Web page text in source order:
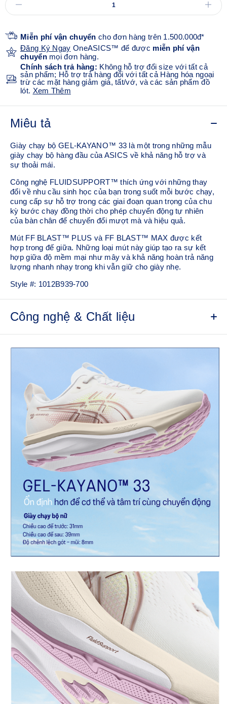
Miễn phí vận chuyển cho đơn hàng trên 1.500.000đ*
Đăng Ký Ngay OneASICS™ để được miễn phí vận
chuyểnmọi đơn hàng.
Chính sách trả hàng: Không hỗ trợ đổi size với tất cả
sản phẩm; Hỗ trợ trả hàng đối với tất cả Hàng hóa ngoại
trừ các mặt hàng giảm giá, tất/vớ, và các sản phẩm đồ
lót. Xem Thêm
Miêu tả
Giày chạy bộ GEL-KAYANO™ 33 là một trong những mẫu
giày chạy bộ hàng đầu của ASICS về khả năng hỗ trợ và
sự thoải mái.
Công nghệ FLUIDSUPPORT™ thích ứng với những thay
đổi về nhu cầu sinh học của bạn trong suốt mỗi bước chạy,
cung cấp sự hỗ trợ trong các giai đoạn quan trọng của chu
kỳ bước chạy đồng thời cho phép chuyển động tự nhiên
của bàn chân để chuyển đổi mượt mà và hiệu quả.
Mút FF BLAST™ PLUS và FF BLAST™ MAX được kết
hợp trong đế giữa. Những loại mút này giúp tạo ra sự kết
hợp giữa độ mềm mại như mây và khả năng hoàn trả năng
lượng nhanh nhạy trong khi vẫn giữ cho giày nhẹ.
Style #: 1012B939-700
Công nghệ & Chất liệu
Chất liệu lưới nhẹ, thoáng khí giúp giảm thiểu nhu cầu sử
dụng các lớp phủ bổ sung.
Công nghệ FLUIDSUPPORT™
Công nghệ hỗ trợ thích ứng với nhu cầu sinh học thay đổi
của người chạy trong từng bước. Công nghệ này giúp
mang lại sự thoải mái và định hướng trong các giai đoạn
quan trọng của chu kỳ bước chạy, đồng thời cho phép
chuyển động tự nhiên của bàn chân để chuyển đổi mượt
mà và hiệu quả.
Công nghệ PureGEL™ ở gót chân
Phiên bản mềm mại hơn, được cập nhật của công nghệ
GEL™ nhưng vẫn duy trì các đặc tính nổi tiếng đã làm nên
tên tuổi của công nghệ GEL™. Mềm hơn khoảng 65% so
với công nghệ GEL™ tiêu chuẩn.
Đệm FF BLAST™ MAX
Một trong những loại mút đế giữa năng động nhất của
chúng tôi, được bổ sung bởi độ mềm mại như mây và khả
năng hoàn trả năng lượng phản hồi trong mỗi bước chạy.
Đệm FF BLAST™ PLUS
và khả năng phản hồi nhanh nhạy, nhẹ hơn FF BLAST™.
Lớp lót OrthoLite™
Lớp lót cao cấp mang lại hiệu suất đệm và khả năng quản
lý độ ẩm, tạo môi trường thoáng mát và khô ráo hơn.
Đế ngoài HYBRID ASICSGRIP™
Kết hợp cao su ASICSGRIP™ và vật liệu AHARPLUS™
giúp tăng cường độ bám trên nhiều địa hình và độ bền vượt
trội.
Chi tiết phản quang
Tăng cường khả năng hiển thị vào ban đêm và sáng sớm.